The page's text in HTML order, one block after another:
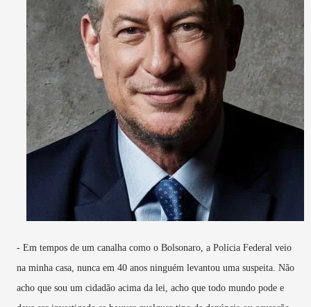
- Em tempos de um canalha como o Bolsonaro, a Polícia Federal veio
na minha casa, nunca em 40 anos ninguém levantou uma suspeita. Não
acho que sou um cidadão acima da lei, acho que todo mundo pode e